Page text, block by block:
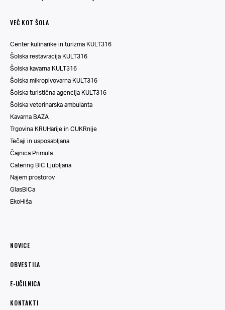
VEČ KOT ŠOLA
Center kulinarike in turizma KULT316
Šolska restavracija KULT316
Šolska kavarna KULT316
Šolska mikropivovarna KULT316
Šolska turistična agencija KULT316
Šolska veterinarska ambulanta
Kavarna BAZA
Trgovina KRUHarije in CUKRnije
Tečaji in usposabljana
Čajnica Primula
Catering BIC Ljubljana
Najem prostorov
GlasBICa
EkoHiša
NOVICE
OBVESTILA
E-UČILNICA
KONTAKTI